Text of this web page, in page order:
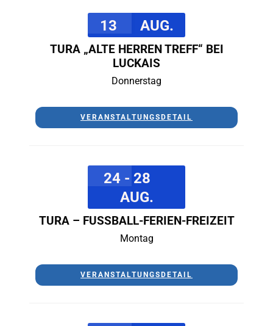
13 AUG.
TURA „ALTE HERREN TREFF“ BEI
LUCKAIS
Donnerstag
VERANSTALTUNGSDETAIL
24 - 28
AUG.
TURA – FUSSBALL-FERIEN-FREIZEIT
Montag
VERANSTALTUNGSDETAIL